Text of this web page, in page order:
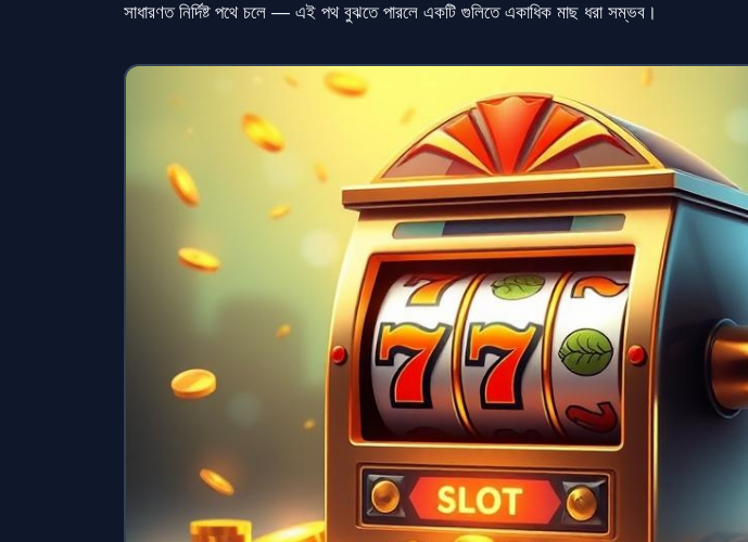
সাধারণত নির্দিষ্ট পথে চলে — এই পথ বুঝতে পারলে একটি গুলিতে একাধিক মাছ ধরা সম্ভব।